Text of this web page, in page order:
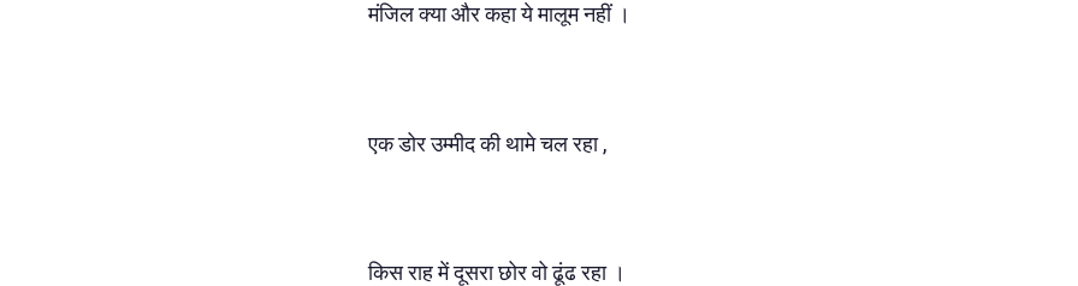
मंजिल क्या और कहा ये मालूम नहीं ।
एक डोर उम्मीद की थामे चल रहा ,
किस राह में दूसरा छोर वो ढूंढ रहा ।